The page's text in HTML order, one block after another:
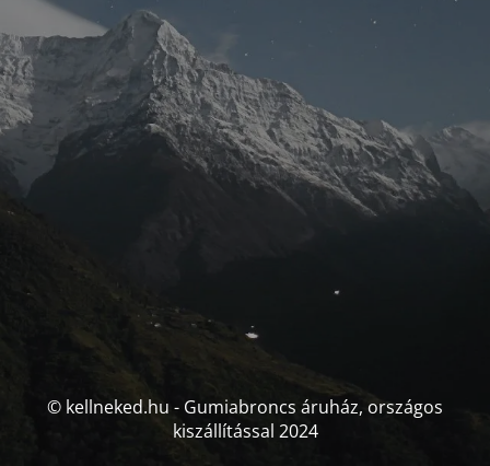
© kellneked.hu - Gumiabroncs áruház, országos
kiszállítással 2024